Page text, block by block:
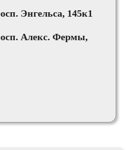
Энгельса, 145к1
Алекс. Фермы,